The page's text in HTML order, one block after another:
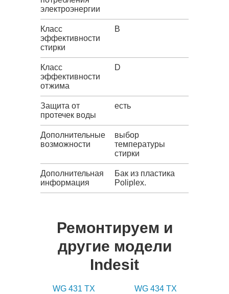
электроэнергии
Класс
эффективности
стирки
B
Класс
эффективности
отжима
D
Защита от
протечек воды
есть
Дополнительные
возможности
выбор
температуры
стирки
Дополнительная
информация
Бак из пластика
Poliplex.
Ремонтируем и
другие модели
Indesit
WG 431 TX
WG 434 TX